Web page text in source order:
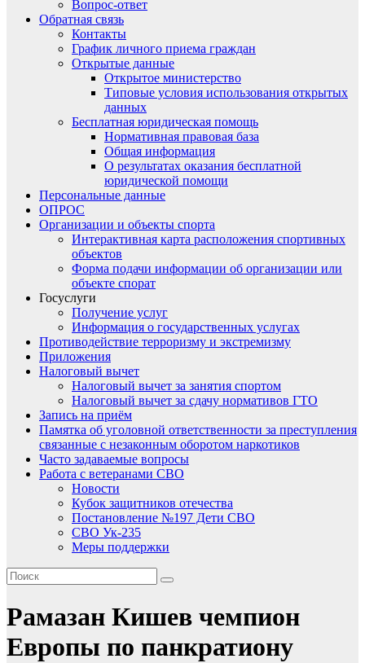
Вопрос-ответ
Обратная связь
Контакты
График личного приема граждан
Открытые данные
Открытое министерство
Типовые условия использования открытых
данных
Бесплатная юридическая помощь
Нормативная правовая база
Общая информация
О результатах оказания бесплатной
юридической помощи
Персональные данные
ОПРОС
Организации и объекты спорта
Интерактивная карта расположения спортивных
объектов
Форма подачи информации об организации или
объекте спорат
Госуслуги
Получение услуг
Информация о государственных услугах
Противодействие терроризму и экстремизму
Приложения
Налоговый вычет
Налоговый вычет за занятия спортом
Налоговый вычет за сдачу нормативов ГТО
Запись на приём
Памятка об уголовной ответственности за преступления
связанные с незаконным оборотом наркотиков
Часто задаваемые вопросы
Работа с ветеранами СВО
Новости
Кубок защитников отечества
Постановление №197 Дети СВО
СВО Ук-235
Меры поддержки
Рамазан Кишев чемпион
Европы по панкратиону